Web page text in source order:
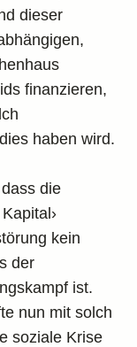
dieser
finanzieren,
haben wird.
die
kein
der
ist.
nun mit solch
soziale Krise